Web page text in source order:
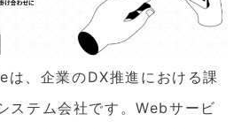
、企業のDX推進における課
ステム会社です。Webサービ